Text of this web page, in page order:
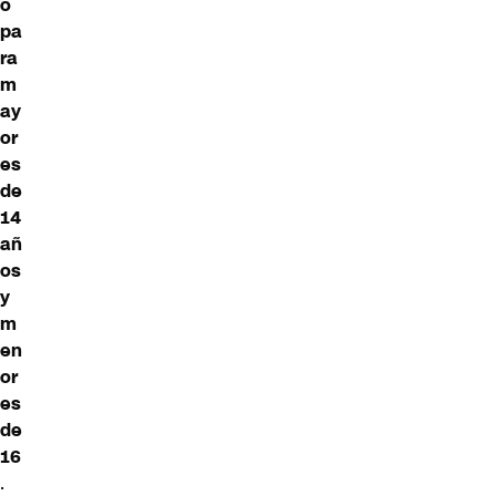
pa
ra
m
ay
or
es
de
14
añ
os
y
m
en
or
es
de
16
.